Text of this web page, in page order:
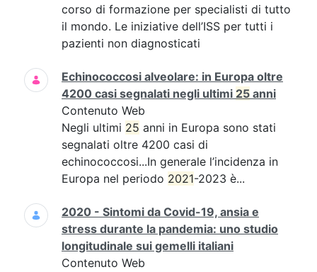
corso di formazione per specialisti di tutto
il mondo. Le iniziative dell’ISS per tutti i
pazienti non diagnosticati
Echinococcosi alveolare: in Europa oltre
4200 casi segnalati negli ultimi 25 anni
Contenuto Web
Negli ultimi 25 anni in Europa sono stati
segnalati oltre 4200 casi di
echinococcosi...In generale l’incidenza in
Europa nel periodo 2021-2023 è...
2020 - Sintomi da Covid-19, ansia e
stress durante la pandemia: uno studio
longitudinale sui gemelli italiani
Contenuto Web